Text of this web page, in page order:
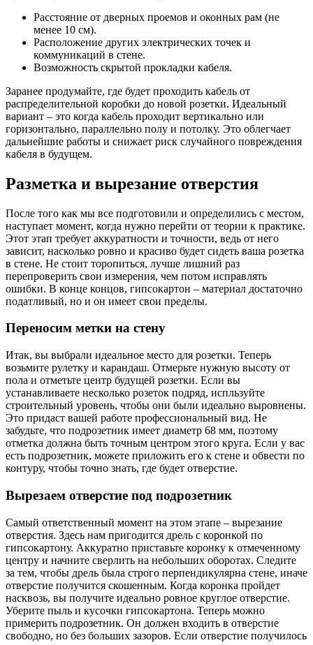
Расстояние от дверных проемов и оконных рам (не
менее 10 см).
Расположение других электрических точек и
коммуникаций в стене.
Возможность скрытой прокладки кабеля.
Заранее продумайте, где будет проходить кабель от
распределительной коробки до новой розетки. Идеальный
вариант – это когда кабель проходит вертикально или
горизонтально, параллельно полу и потолку. Это облегчает
дальнейшие работы и снижает риск случайного повреждения
кабеля в будущем.
Разметка и вырезание отверстия
После того как мы все подготовили и определились с местом,
наступает момент, когда нужно перейти от теории к практике.
Этот этап требует аккуратности и точности, ведь от него
зависит, насколько ровно и красиво будет сидеть ваша розетка
в стене. Не стоит торопиться, лучше лишний раз
перепроверить свои измерения, чем потом исправлять
ошибки. В конце концов, гипсокартон – материал достаточно
податливый, но и он имеет свои пределы.
Переносим метки на стену
Итак, вы выбрали идеальное место для розетки. Теперь
возьмите рулетку и карандаш. Отмерьте нужную высоту от
пола и отметьте центр будущей розетки. Если вы
устанавливаете несколько розеток подряд, испльзуйте
строительный уровень, чтобы они были идеально выровнены.
Это придаст вашей работе профессиональный вид. Не
забудьте, что подрозетник имеет диаметр 68 мм, поэтому
отметка должна быть точным центром этого круга. Если у вас
есть подрозетник, можете приложить его к стене и обвести по
контуру, чтобы точно знать, где будет отверстие.
Вырезаем отверстие под подрозетник
Самый ответственный момент на этом этапе – вырезание
отверстия. Здесь нам пригодится дрель с коронкой по
гипсокартону. Аккуратно приставьте коронку к отмеченному
центру и начните сверлить на небольших оборотах. Следите
за тем, чтобы дрель была строго перпендикулярна стене, иначе
отверстие получится скошенным. Когда коронка пройдет
насквозь, вы получите идеально ровное круглое отверстие.
Уберите пыль и кусочки гипсокартона. Теперь можно
примерить подрозетник. Он должен входить в отверстие
свободно, но без больших зазоров. Если отверстие получилось